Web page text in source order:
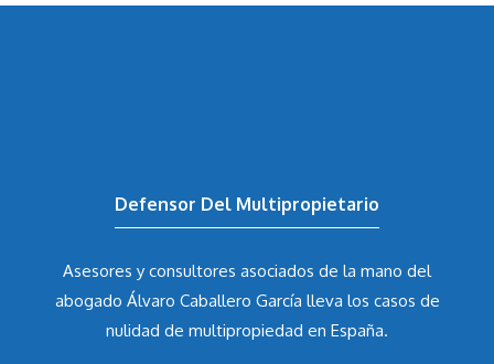
Asesores y consultores asociados de la mano del
abogado Álvaro Caballero Garcíalleva los casos de